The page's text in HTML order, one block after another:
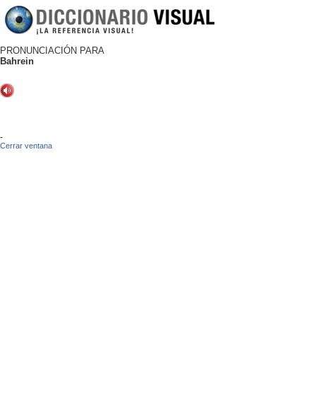
PRONUNCIACIÓN PARA
Bahrein
-
Cerrar ventana